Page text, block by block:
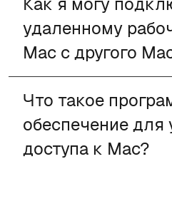
удаленному
Mac с другого
Что такое
обеспечение для
доступа к Mac?